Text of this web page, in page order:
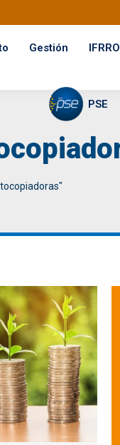
Gestión
PSE